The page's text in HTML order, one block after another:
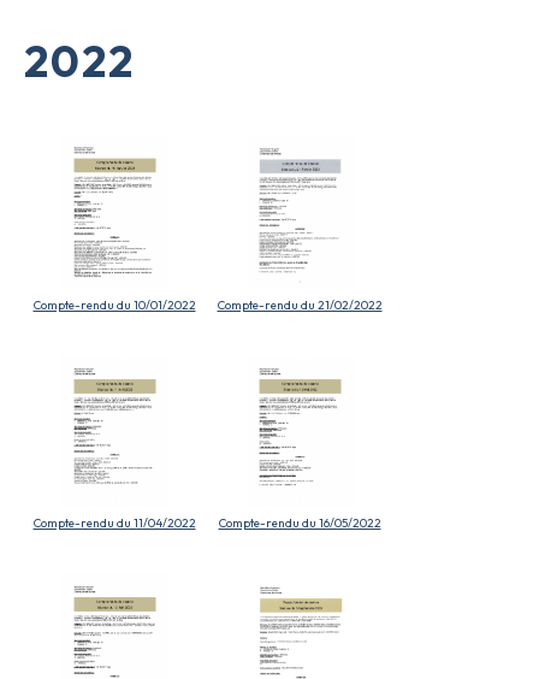
2022
Compte-rendu du 10/01/2022 Compte-rendu du 21/02/2022
Compte-rendu du 11/04/2022 Compte-rendu du 16/05/2022